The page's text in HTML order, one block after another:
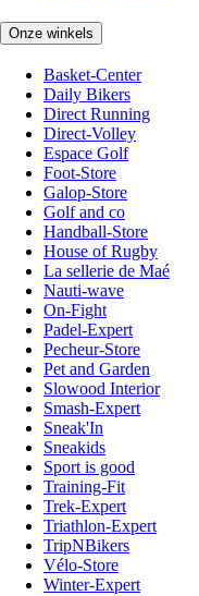
Onze winkels
Basket-Center
Daily Bikers
Direct Running
Direct-Volley
Espace Golf
Foot-Store
Galop-Store
Golf and co
Handball-Store
House of Rugby
La sellerie de Maé
Nauti-wave
On-Fight
Padel-Expert
Pecheur-Store
Pet and Garden
Slowood Interior
Smash-Expert
Sneak'In
Sneakids
Sport is good
Training-Fit
Trek-Expert
Triathlon-Expert
TripNBikers
Vélo-Store
Winter-Expert